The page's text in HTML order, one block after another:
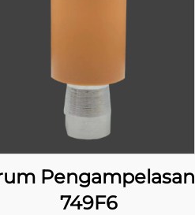
Pengampelasan
749F6